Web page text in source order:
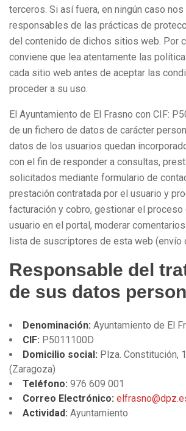
terceros. Si así fuera, en ningún caso nos
responsables de las prácticas de
del contenido de dichos sitios web. Por
conviene que lea atentamente las
cada sitio web antes de aceptar las
proceder a su uso.
El Ayuntamiento de El Frasno con CIF:
de un fichero de datos de carácter
datos de los usuarios quedan
con el fin de responder a consultas,
solicitados mediante formulario de
prestación contratada por el usuario y
facturación y cobro, gestionar el proceso
usuario en el portal, moderar comentarios
lista de suscriptores de esta web (envío
Responsable del
de sus datos
Denominación: Ayuntamiento de El
CIF: P5011100D
Domicilio social: Plza. Constitución,
(Zaragoza)
Teléfono: 976 609 001
Correo Electrónico:
Actividad: Ayuntamiento